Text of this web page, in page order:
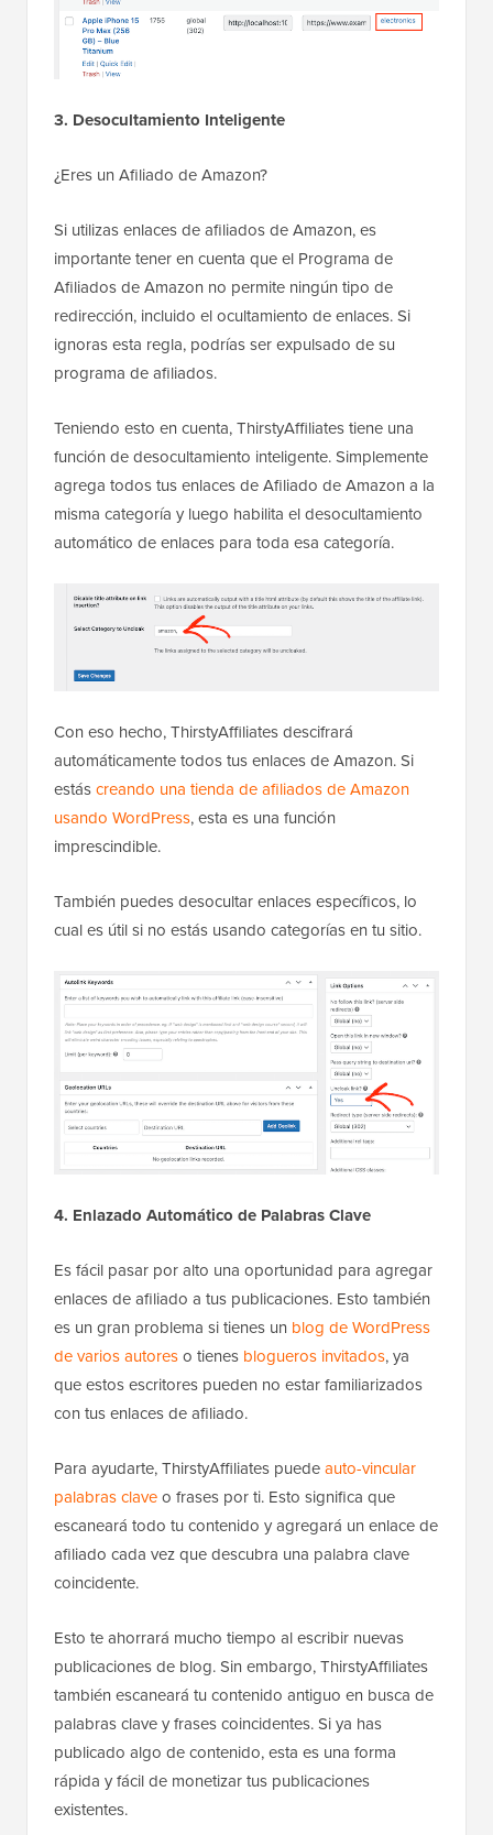
3. Desocultamiento Inteligente
¿Eres un Afiliado de Amazon?
Si utilizas enlaces de afiliados de Amazon, es
importante tener en cuenta que el Programa de
Afiliados de Amazon no permite ningún tipo de
redirección, incluido el ocultamiento de enlaces. Si
ignoras esta regla, podrías ser expulsado de su
programa de afiliados.
Teniendo esto en cuenta, ThirstyAffiliates tiene una
función de desocultamiento inteligente. Simplemente
agrega todos tus enlaces de Afiliado de Amazon a la
misma categoría y luego habilita el desocultamiento
automático de enlaces para toda esa categoría.
Con eso hecho, ThirstyAffiliates descifrará
automáticamente todos tus enlaces de Amazon. Si
estáscreando una tienda de afiliados de Amazon
usando WordPress, esta es una función
imprescindible.
También puedes desocultar enlaces específicos, lo
cual es útil si no estás usando categorías en tu sitio.
4. Enlazado Automático de Palabras Clave
Es fácil pasar por alto una oportunidad para agregar
enlaces de afiliado a tus publicaciones. Esto también
es un gran problema si tienes un blog de WordPress
de varios autoreso tienes blogueros invitados, ya
que estos escritores pueden no estar familiarizados
con tus enlaces de afiliado.
Para ayudarte, ThirstyAffiliates puedeauto-vincular
palabras claveo frases por ti. Esto significa que
escaneará todo tu contenido y agregará un enlace de
afiliado cada vez que descubra una palabra clave
coincidente.
Esto te ahorrará mucho tiempo al escribir nuevas
publicaciones de blog. Sin embargo, ThirstyAffiliates
también escaneará tu contenido antiguo en busca de
palabras clave y frases coincidentes. Si ya has
publicado algo de contenido, esta es una forma
rápida y fácil de monetizar tus publicaciones
existentes.